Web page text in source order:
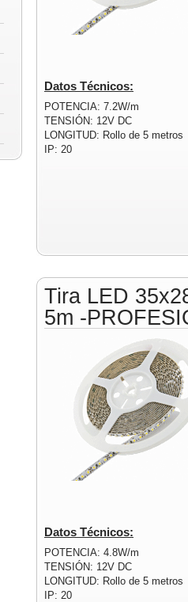
Datos Técnicos:
POTENCIA: 7.2W/m
TENSIÓN: 12V DC
LONGITUD: Rollo de 5 metros
IP: 20
Tira LED
5m -
Datos Técnicos:
POTENCIA: 4.8W/m
TENSIÓN: 12V DC
LONGITUD: Rollo de 5 metros
IP: 20